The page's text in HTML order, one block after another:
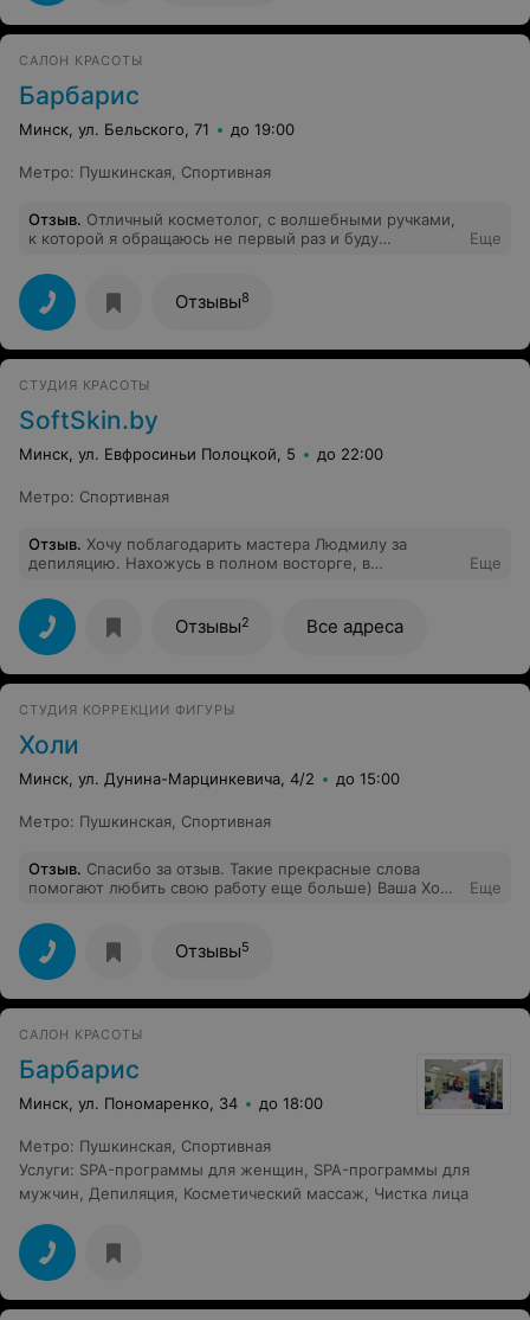
САЛОН КРАСОТЫ
Барбарис
Минск, ул. Бельского, 71 до 19:00
Метро: Пушкинская, Спортивная
Отзыв. Отличный косметолог, с волшебными ручками,
к которой я обращаюсь не первый раз и буду
делаете меня красивой!!
Еще
Отзывы8
СТУДИЯ КРАСОТЫ
SoftSkin.by
Минск, ул. Евфросиньи Полоцкой, 5 до 22:00
Метро: Спортивная
Отзыв. Хочу поблагодарить мастера Людмилу за
депиляцию. Нахожусь в полном восторге, в
руки. Боли во время процедуры нет, а результат
гладкая кожа.
Еще
Отзывы2 Все адреса
СТУДИЯ КОРРЕКЦИИ ФИГУРЫ
Холи
Минск, ул. Дунина-Марцинкевича, 4/2 до 15:00
Метро: Пушкинская, Спортивная
Отзыв. Спасибо за отзыв. Такие прекрасные слова
помогают любить свою работу еще больше) Ваша Холи
Еще
Отзывы5
САЛОН КРАСОТЫ
Барбарис
Минск, ул. Пономаренко, 34 до 18:00
Метро: Пушкинская, Спортивная
Услуги: SPA-программы для женщин, SPA-программы для
мужчин, Депиляция, Косметический массаж, Чистка лица